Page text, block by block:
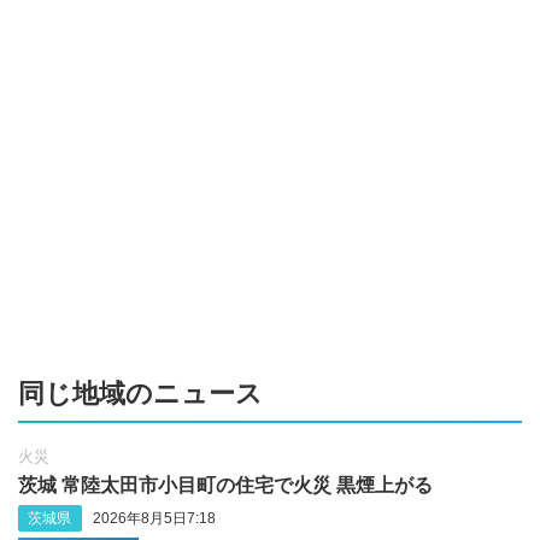
同じ地域のニュース
火災
茨城 常陸太田市小目町の住宅で火災 黒煙上がる
茨城県 2026年8月5日7:18